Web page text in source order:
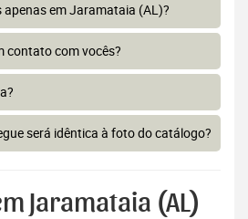
em Jaramataia (AL)?
contato com vocês?
será idêntica à foto do catálogo?
Jaramataia (AL)